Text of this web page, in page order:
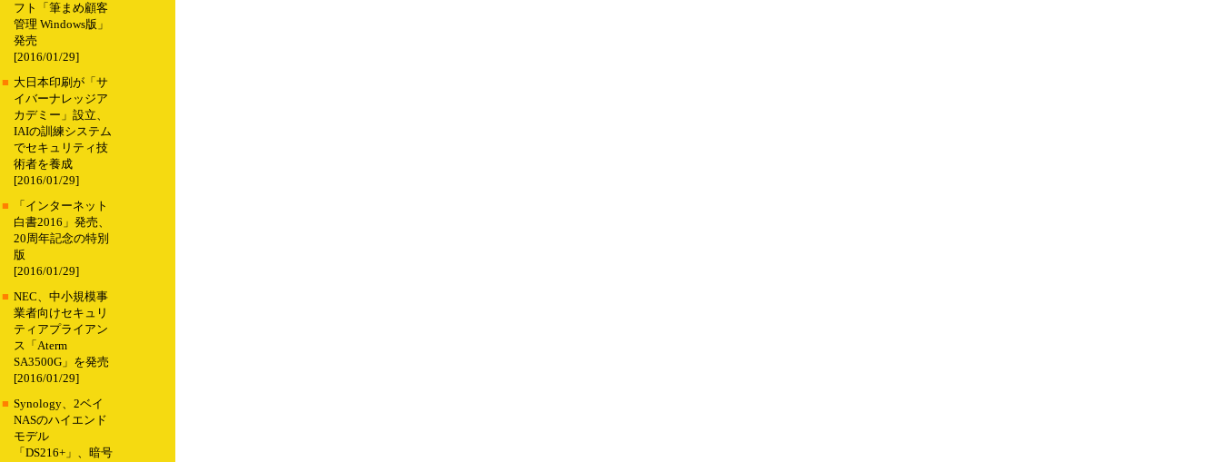
フト「筆まめ顧客
管理 Windows版」
発売
[2016/01/29]
■ 大日本印刷が「サ
イバーナレッジア
カデミー」設立、
IAIの訓練システム
でセキュリティ技
術者を養成
[2016/01/29]
■
「インターネット
白書2016」発売、
20周年記念の特別
版
[2016/01/29]
■ NEC、中小規模事
業者向けセキュリ
ティアプライアン
ス「Aterm
SA3500G」を発売
[2016/01/29]
■ Synology、2ベイ
NASのハイエンド
モデル
「DS216+」、暗号